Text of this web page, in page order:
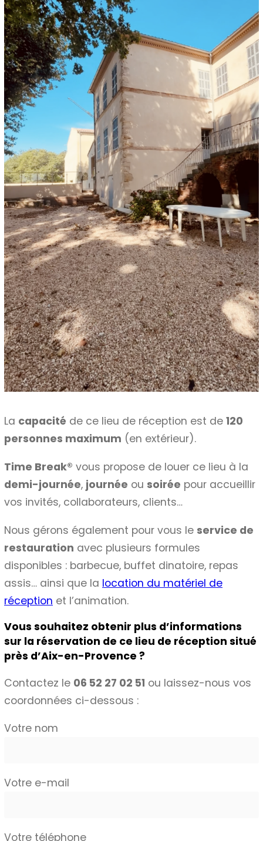
La capacité de ce lieu de réception est de120
personnes maximum (en extérieur).
Time Break® vous propose de louer ce lieu à la
demi-journée, journée ou soirée pour accueillir
vos invités, collaborateurs, clients…
Nous gérons également pour vous le service de
restauration avec plusieurs formules
disponibles : barbecue, buffet dinatoire, repas
assis… ainsi que la location du matériel de
réception et l’animation.
Vous souhaitez obtenir plus d’informations
sur la réservation de ce lieu de réception situé
près d’Aix-en-Provence ?
Contactez le 06 52 27 02 51 ou laissez-nous vos
coordonnées ci-dessous :
Votre nom
Votre e-mail
Votre téléphone